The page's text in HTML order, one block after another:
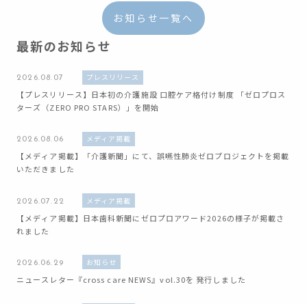
お知らせ一覧へ
最新のお知らせ
2026.08.07 プレスリリース
【プレスリリース】日本初の介護施設 口腔ケア格付け制度 「ゼロプロス
ターズ（ZERO PRO STARS）」を開始
2026.08.06 メディア掲載
【メディア掲載】「介護新聞」にて、誤嚥性肺炎ゼロプロジェクトを掲載
いただきました
2026.07.22 メディア掲載
【メディア掲載】日本歯科新聞にゼロプロアワード2026の様子が掲載さ
れました
2026.06.29 お知らせ
ニュースレター『cross care NEWS』vol.30を 発行しました